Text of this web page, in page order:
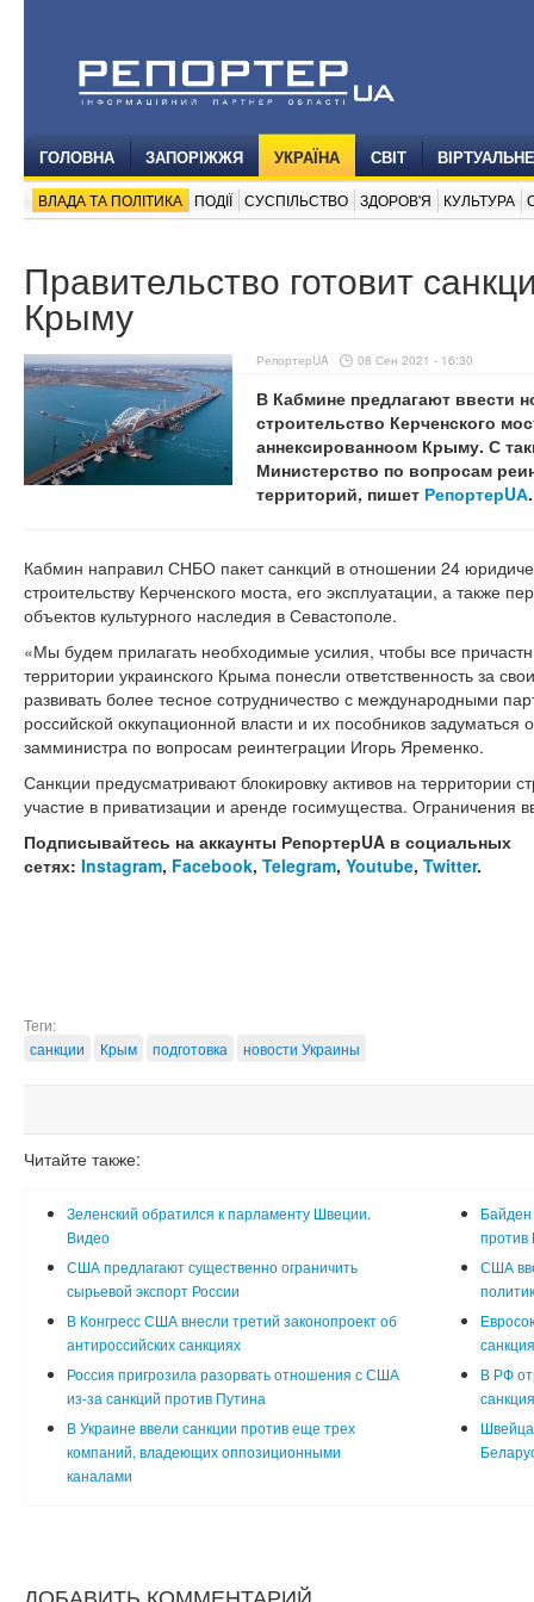
ГОЛОВНА ЗАПОРІЖЖЯ УКРАЇНА СВІТ
ВЛАДА ТА ПОЛІТИКА ПОДІЇ СУСПІЛЬСТВО ЗДОРОВ'Я КУЛЬТУРА
Правительство готовит
Крыму
РепортерUA 08 Сен 2021 - 16:30
В Кабмине предлагают ввести
строительство Керченского
аннексированноом Крыму. С
Министерство по вопросам
территорий, пишет РепортерUА.
Кабмин направил СНБО пакет санкций в отношении 24
строительству Керченского моста, его эксплуатации, а также
объектов культурного наследия в Севастополе.
«Мы будем прилагать необходимые усилия, чтобы все
территории украинского Крыма понесли ответственность за
развивать более тесное сотрудничество с международными
российской оккупационной власти и их пособников
замминистра по вопросам реинтеграции Игорь Яременко.
Санкции предусматривают блокировку активов на территории
участие в приватизации и аренде госимущества. Ограничения
Подписывайтесь на аккаунты РепортерUA в социальных
сетях: Instagram, Facebook, Telegram, Youtube, Twitter.
Теги:
санкции
Крым подготовка новости Украины
Читайте также:
Зеленский обратился к парламенту Швеции.
Видео
против
США предлагают существенно ограничить
сырьевой экспорт России
США
В Конгресс США внесли третий законопроект об
антироссийских санкциях
Россия пригрозила разорвать отношения с США
из-за санкций против Путина
В РФ
В Украине ввели санкции против еще трех
компаний, владеющих оппозиционными
каналами